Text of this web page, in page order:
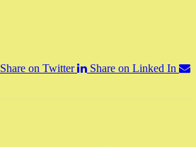
Share on Twitter
Share on Linked In